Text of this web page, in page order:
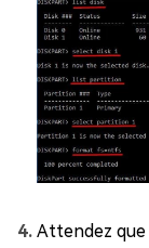
Attendez que